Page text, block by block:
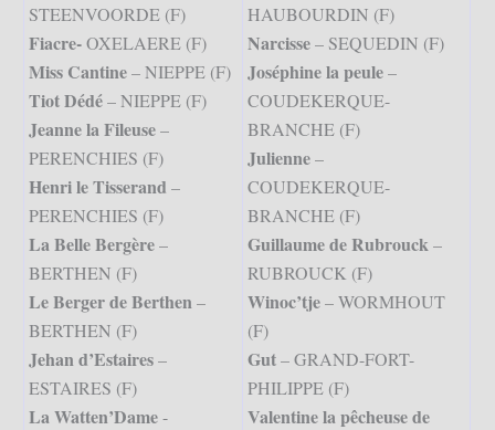
STEENVOORDE (F)
Fiacre-OXELAERE (F)
Miss Cantine– NIEPPE (F)
Tiot Dédé– NIEPPE (F)
Jeanne la Fileuse–
PERENCHIES (F)
Henri le Tisserand –
PERENCHIES (F)
La Belle Bergère–
BERTHEN (F)
Le Berger de Berthen–
BERTHEN (F)
Jehan d’Estaires–
ESTAIRES (F)
La Watten’Dame-
HAUBOURDIN (F)
Narcisse– SEQUEDIN (F)
Joséphine la peule–
COUDEKERQUE-
BRANCHE (F)
Julienne–
COUDEKERQUE-
BRANCHE (F)
Guillaume de Rubrouck–
RUBROUCK (F)
Winoc’tje– WORMHOUT
(F)
Gut– GRAND-FORT-
PHILIPPE (F)
Valentine la pêcheuse de